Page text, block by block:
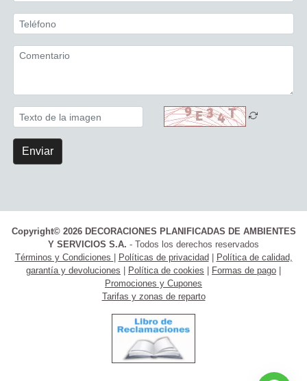
Enviar
Copyright© 2026 DECORACIONES PLANIFICADAS DE AMBIENTES
Y SERVICIOS S.A. - Todos los derechos reservados
Términos y Condiciones
Políticas de privacidad
Política de calidad,
garantía y devoluciones
Política de cookies Formas de pago
Promociones y Cupones
Tarifas y zonas de reparto